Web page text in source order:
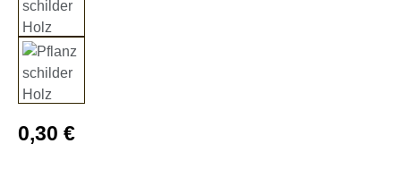
Regulärer Preis:
0,30 €